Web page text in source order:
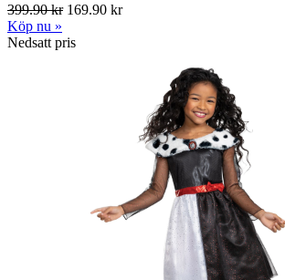
399.90 kr169.90 kr
Köp nu »
Nedsatt pris